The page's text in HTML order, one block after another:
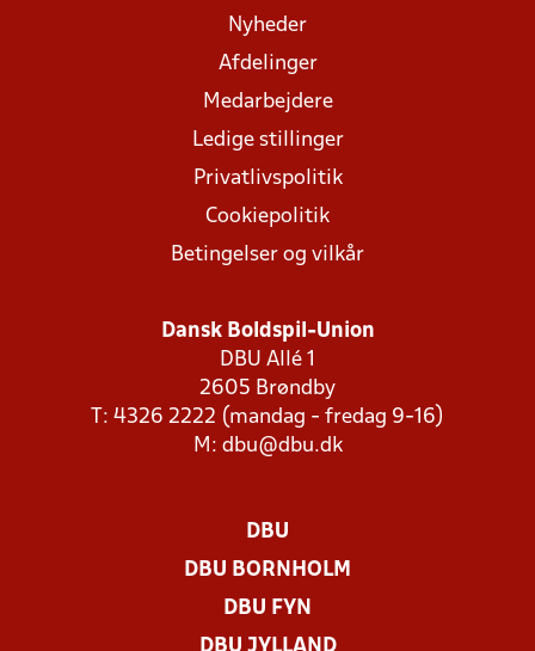
Nyheder
Afdelinger
Medarbejdere
Ledige stillinger
Privatlivspolitik
Cookiepolitik
Betingelser og vilkår
Dansk Boldspil-Union
DBU Allé 1
2605 Brøndby
T: 4326 2222 (mandag - fredag 9-16)
M: dbu@dbu.dk
DBU
DBU BORNHOLM
DBU FYN